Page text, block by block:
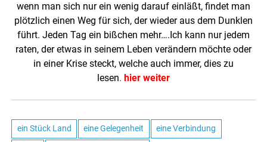
wenn man sich nur ein wenig darauf einläßt, findet man
plötzlich einen Weg für sich, der wieder aus dem Dunklen
führt. Jeden Tag ein bißchen mehr….Ich kann nur jedem
raten, der etwas in seinem Leben verändern möchte oder
in einer Krise steckt, welche auch immer, dies zu
lesen. hier weiter
ein Stück Land eine Gelegenheit eine Verbindung